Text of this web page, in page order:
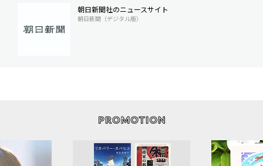
朝日新聞社のニュースサイト
朝日新聞（デジタル版）